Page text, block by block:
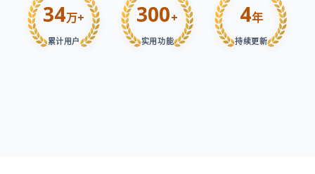
34万+
累计用户
300+
实用功能
4年
持续更新